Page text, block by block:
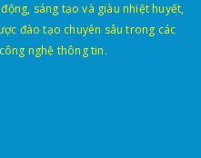
sáng tạo và giàu nhiệt huyết,
đào tạo chuyên sâu trong các
nghệ thông tin.